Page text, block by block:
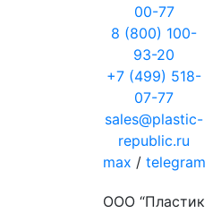
00-77
8 (800) 100-
93-20
+7 (499) 518-
07-77
sales@plastic-
republic.ru
max / telegram
ООО “Пластик